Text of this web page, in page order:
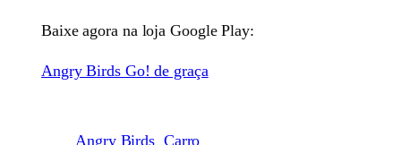
Baixe agora na loja Google Play:
Angry Birds Go! de graça
Angry Birds Carro